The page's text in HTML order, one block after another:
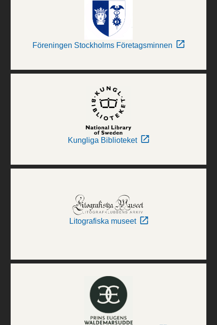
Föreningen Stockholms Företagsminnen
Kungliga Biblioteket
Litografiska museet